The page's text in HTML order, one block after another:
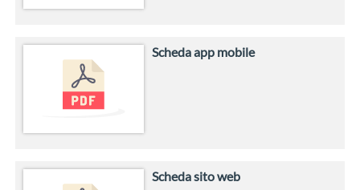
Scheda app mobile
Scheda sito web